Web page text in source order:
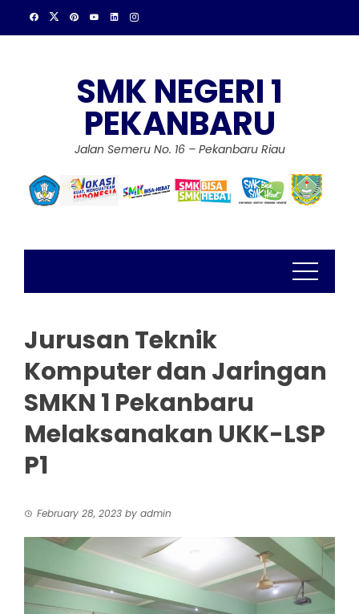
SMK NEGERI 1
PEKANBARU
Jalan Semeru No. 16 – Pekanbaru Riau
Jurusan Teknik
Komputer dan Jaringan
SMKN 1 Pekanbaru
Melaksanakan UKK-LSP
P1
February 28, 2023 by admin